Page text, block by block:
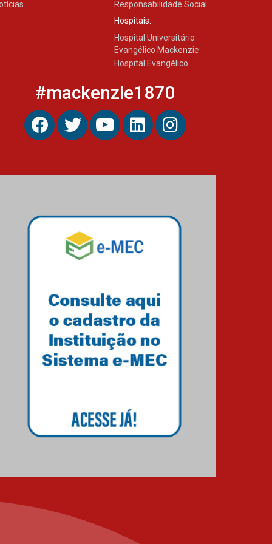
Responsabilidade Social
Hospitais:
Hospital Universitário
Evangélico Mackenzie
Hospital Evangélico
#mackenzie1870